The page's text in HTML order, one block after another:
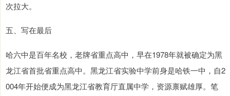
次拉大。
五、写在最后
哈六中是百年名校，老牌省重点高中，早在1978年就被确定为黑
龙江省首批省重点高中。黑龙江省实验中学前身是哈铁一中，自2
004年开始便成为黑龙江省教育厅直属中学，资源禀赋雄厚。笔